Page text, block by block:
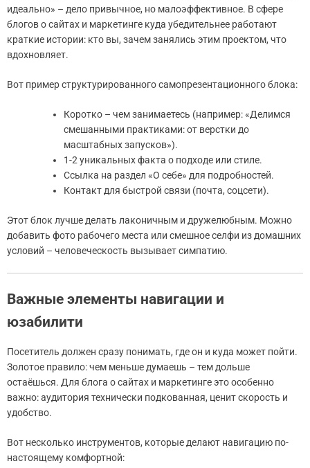
идеально» – дело привычное, но малоэффективное. В сфере
блогов о сайтах и маркетинге куда убедительнее работают
краткие истории: кто вы, зачем занялись этим проектом, что
вдохновляет.
Вот пример структурированного самопрезентационного блока:
Коротко – чем занимаетесь (например: «Делимся
смешанными практиками: от верстки до
масштабных запусков»).
1-2 уникальных факта о подходе или стиле.
Ссылка на раздел «О себе» для подробностей.
Контакт для быстрой связи (почта, соцсети).
Этот блок лучше делать лаконичным и дружелюбным. Можно
добавить фото рабочего места или смешное селфи из домашних
условий – человеческость вызывает симпатию.
Важные элементы навигации и
юзабилити
Посетитель должен сразу понимать, где он и куда может пойти.
Золотое правило: чем меньше думаешь – тем дольше
остаёшься. Для блога о сайтах и маркетинге это особенно
важно: аудитория технически подкованная, ценит скорость и
удобство.
Вот несколько инструментов, которые делают навигацию по-
настоящему комфортной: